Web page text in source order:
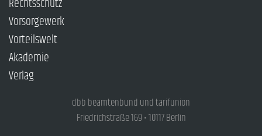
Vorsorgewerk
Vorteilswelt
Akademie
Verlag
dbb beamtenbund und tarifunion
Friedrichstraße 169 • 10117 Berlin